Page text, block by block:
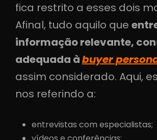
fica restrito a esses dois
Afinal, tudo aquilo que
informação relevante,
adequada àbuyer
assim considerado. Aqui,
nos referindo a:
entrevistas com especialistas;